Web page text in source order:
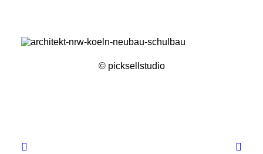
© picksellstudio